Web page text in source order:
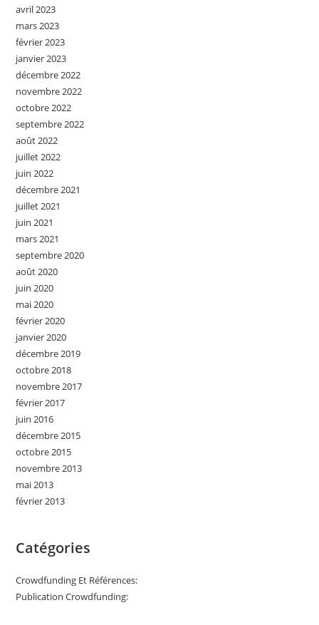
avril 2023
mars 2023
février 2023
janvier 2023
décembre 2022
novembre 2022
octobre 2022
septembre 2022
août 2022
juillet 2022
juin 2022
décembre 2021
juillet 2021
juin 2021
mars 2021
septembre 2020
août 2020
juin 2020
mai 2020
février 2020
janvier 2020
décembre 2019
octobre 2018
novembre 2017
février 2017
juin 2016
décembre 2015
octobre 2015
novembre 2013
mai 2013
février 2013
Catégories
Crowdfunding Et Références:
Publication Crowdfunding: